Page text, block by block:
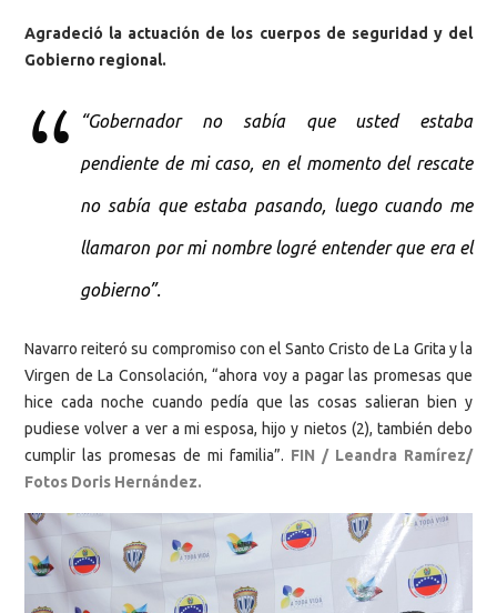
Agradeció la actuación de los cuerpos de seguridad y del
Gobierno regional.
“Gobernador no sabía que usted estaba
pendiente de mi caso, en el momento del rescate
no sabía que estaba pasando, luego cuando me
llamaron por mi nombre logré entender que era el
gobierno”.
Navarro reiteró su compromiso con el Santo Cristo de La Grita y la
Virgen de La Consolación, “ahora voy a pagar las promesas que
hice cada noche cuando pedía que las cosas salieran bien y
pudiese volver a ver a mi esposa, hijo y nietos (2), también debo
cumplir las promesas de mi familia”. FIN / Leandra Ramírez/
Fotos Doris Hernández.